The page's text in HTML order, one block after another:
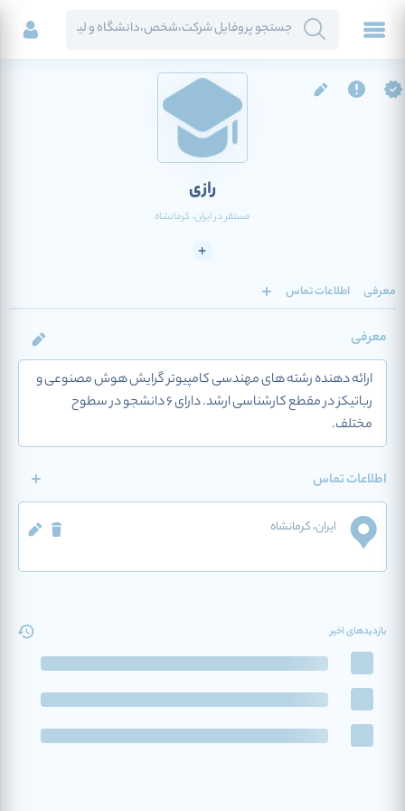
رازی
مستقر درایران، کرمانشاه
معرفی اطلاعات تماس
معرفی
ارائه دهنده رشته های مهندسی کامپیوتر گرایش هوش مصنوعی و
رباتیکز در مقطع کارشناسی ارشد. دارای 6 دانشجو در سطوح
مختلف.
اطلاعات تماس
ایران، کرمانشاه
بازدیدهای اخیر